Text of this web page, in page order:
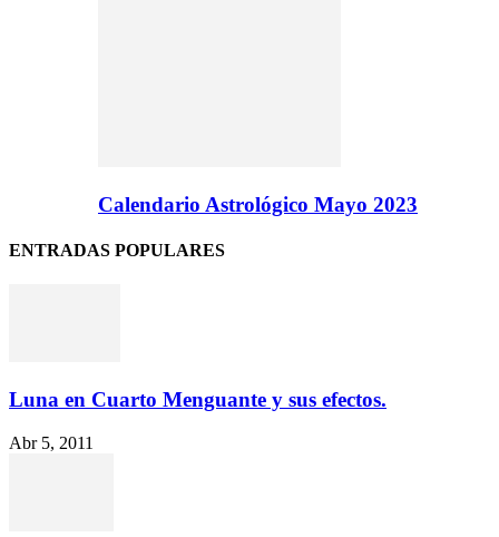
Calendario Astrológico Mayo 2023
ENTRADAS POPULARES
Luna en Cuarto Menguante y sus efectos.
Abr 5, 2011